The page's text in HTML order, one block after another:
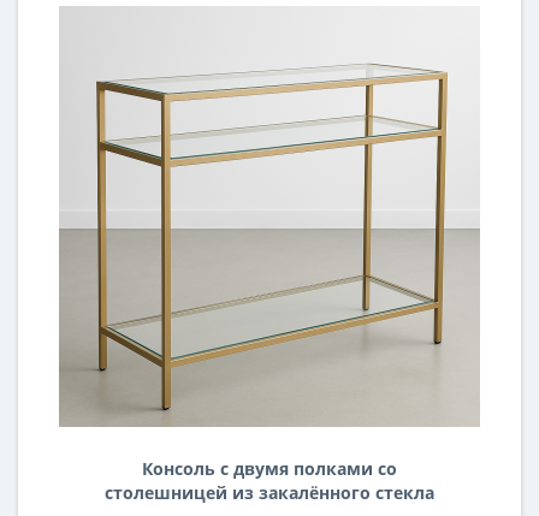
Консоль с двумя полками со
столешницей из закалённого стекла